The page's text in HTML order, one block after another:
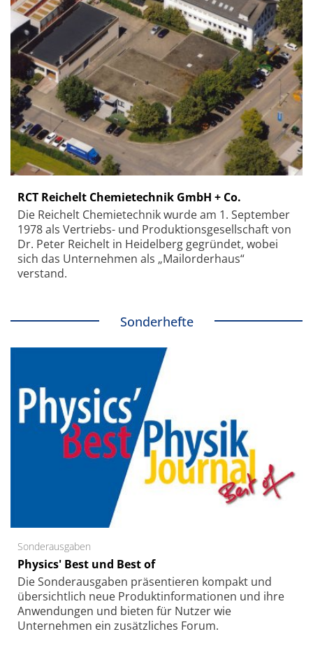
RCT Reichelt Chemietechnik GmbH + Co.
Die Reichelt Chemietechnik wurde am 1. September
1978 als Vertriebs- und Produktionsgesellschaft von
Dr. Peter Reichelt in Heidelberg gegründet, wobei
sich das Unternehmen als „Mailorderhaus“
verstand.
Sonderhefte
Sonderausgaben
Physics' Best und Best of
Die Sonder­ausgaben präsentieren kompakt und
übersichtlich neue Produkt­informationen und ihre
Anwendungen und bieten für Nutzer wie
Unternehmen ein zusätzliches Forum.